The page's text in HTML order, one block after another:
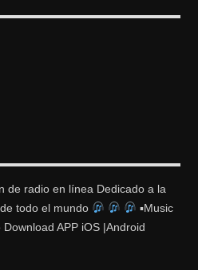
de radio en línea Dedicado a la
todo el mundo
▪Music
Download APP iOS |Android